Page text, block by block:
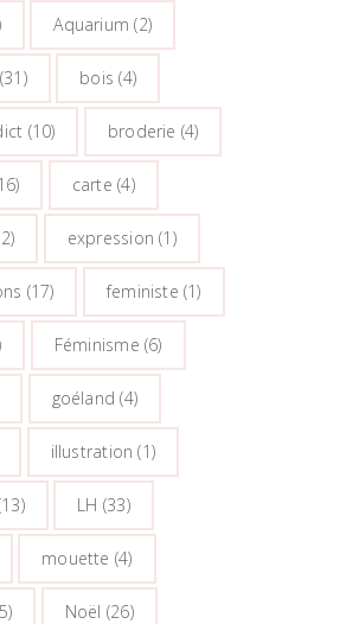
Aquarium (2)
(31) bois (4)
(10) broderie (4)
carte (4)
expression (1)
(17) feministe (1)
Féminisme (6)
goéland (4)
illustration (1)
LH (33)
mouette (4)
Noël (26)